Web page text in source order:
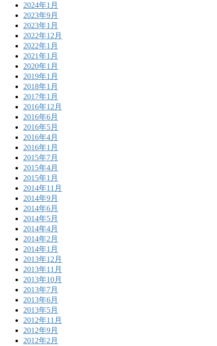
2024年1月
2023年9月
2023年1月
2022年12月
2022年1月
2021年1月
2020年1月
2019年1月
2018年1月
2017年1月
2016年12月
2016年6月
2016年5月
2016年4月
2016年1月
2015年7月
2015年4月
2015年1月
2014年11月
2014年9月
2014年6月
2014年5月
2014年4月
2014年2月
2014年1月
2013年12月
2013年11月
2013年10月
2013年7月
2013年6月
2013年5月
2012年11月
2012年9月
2012年2月